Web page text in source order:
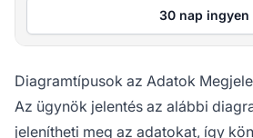
30 nap ingyen
Diagramtípusok az Adatok
Az ügynök jelentés az alábbi
jelenítheti meg az adatokat, így